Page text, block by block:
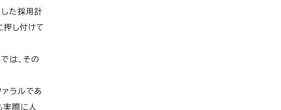
た採用計
押し付けて
は、その
ラルであ
実際に人